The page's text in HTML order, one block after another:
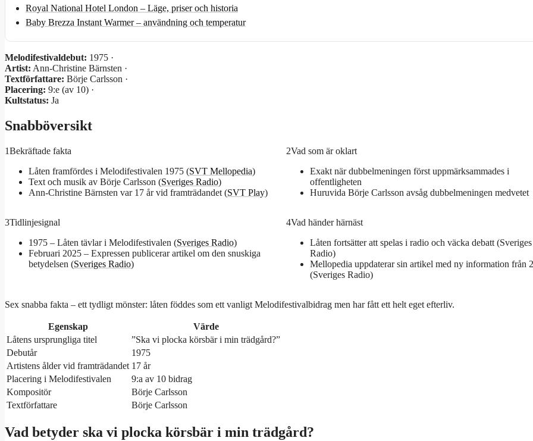
Royal National Hotel London – Läge, priser och historia
Baby Brezza Instant Warmer – användning och temperatur
Melodifestivaldebut: 1975 ·
Artist: Ann-Christine Bärnsten ·
Textförfattare: Börje Carlsson ·
Placering: 9:e (av 10) ·
Kultstatus: Ja
Snabböversikt
1Bekräftade fakta
Låten framfördes i Melodifestivalen 1975 (SVT Mellopedia)
Text och musik av Börje Carlsson (Sveriges Radio)
Ann-Christine Bärnsten var 17 år vid framträdandet (SVT Play)
2Vad som är oklart
Exakt när dubbelmeningen först uppmärksammades i
offentligheten
Huruvida Börje Carlsson avsåg dubbelmeningen medvetet
3Tidlinjesignal
1975 – Låten tävlar i Melodifestivalen (Sveriges Radio)
Februari 2025 – Expressen publicerar artikel om den snuskiga
betydelsen (Sveriges Radio)
4Vad händer härnäst
Låten fortsätter att spelas i radio och väcka debatt (Sveriges
Radio)
Mellopedia uppdaterar sin artikel med ny information från
(Sveriges Radio)
Sex snabba fakta – ett tydligt mönster: låten föddes som ett vanligt Melodifestivalbidrag men har fått ett helt eget efterliv.
Egenskap
Värde
Låtens ursprungliga titel
”Ska vi plocka körsbär i min trädgård?”
Debutår
1975
Artistens ålder vid framträdandet 17 år
Placering i Melodifestivalen
9:a av 10 bidrag
Kompositör
Börje Carlsson
Textförfattare
Börje Carlsson
Vad betyder ska vi plocka körsbär i min trädgård?